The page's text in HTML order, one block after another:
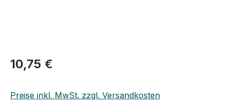
10,75 €
Preise inkl. MwSt. zzgl. Versandkosten